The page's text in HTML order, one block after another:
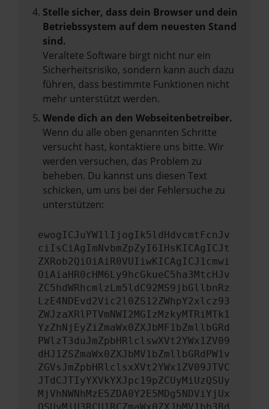
Stelle sicher, dass dein Browser und dein
Betriebssystem auf dem neuesten Stand
sind.
Veraltete Software birgt nicht nur ein
Sicherheitsrisiko, sondern kann auch dazu
führen, dass bestimmte Funktionen nicht
mehr unterstützt werden.
Wende dich an den Webseitenbetreiber.
Wenn du alle oben genannten Schritte
versucht hast, kontaktiere uns bitte. Wir
werden versuchen, das Problem zu
beheben. Du kannst uns diesen Text
schicken, um uns bei der Fehlersuche zu
unterstützen:
ewogICJuYW1lIjogIk5ldHdvcmtFcnJv
ciIsCiAgImNvbmZpZyI6IHsKICAgICJt
ZXRob2QiOiAiR0VUIiwKICAgICJ1cmwi
OiAiaHR0cHM6Ly9hcGkueC5ha3MtcHJv
ZC5hdWRhcmlzLm5ldC92MS9jbGllbnRz
LzE4NDEvd2Vic2l0ZS12ZWhpY2xlcz93
ZWJzaXRlPTVmNWI2MGIzMzkyMTRiMTk1
YzZhNjEyZiZmaWx0ZXJbMF1bZmllbGRd
PWlzT3duJmZpbHRlclswXVt2YWx1ZV09
dHJ1ZSZmaWx0ZXJbMV1bZmllbGRdPW1v
ZGVsJmZpbHRlclsxXVt2YWx1ZV09JTVC
JTdCJTIyYXVkYXJpc19pZCUyMiUzQSUy
MjVhNWNhMzE5ZDA0Y2E5MDg5NDViYjUx